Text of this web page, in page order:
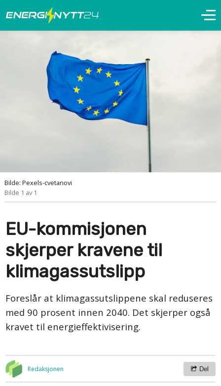
Bilde: Pexels-cvetanovi
Bilde 1 av 1
EU-kommisjonen
skjerper kravene til
klimagassutslipp
Foreslår at klimagassutslippene skal reduseres
med 90 prosent innen 2040. Det skjerper også
kravet til energieffektivisering.
Redaksjonen Del